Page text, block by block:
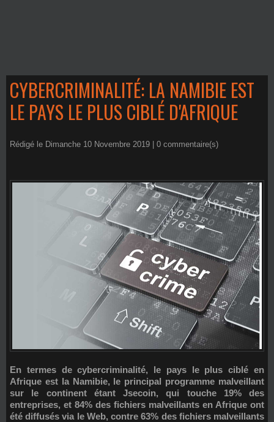
CYBERCRIMINALITÉ: LA NAMIBIE EST
LE PAYS LE PLUS CIBLÉ D'AFRIQUE
Rédigé le Dimanche 10 Novembre 2019 | 0 commentaire(s)
En termes de cybercriminalité, le pays le plus ciblé en
Afrique est la Namibie, le principal programme malveillant
sur le continent étant Jsecoin, qui touche 19% des
entreprises, et 84% des fichiers malveillants en Afrique ont
été diffusés via le Web, contre 63% des fichiers malveillants